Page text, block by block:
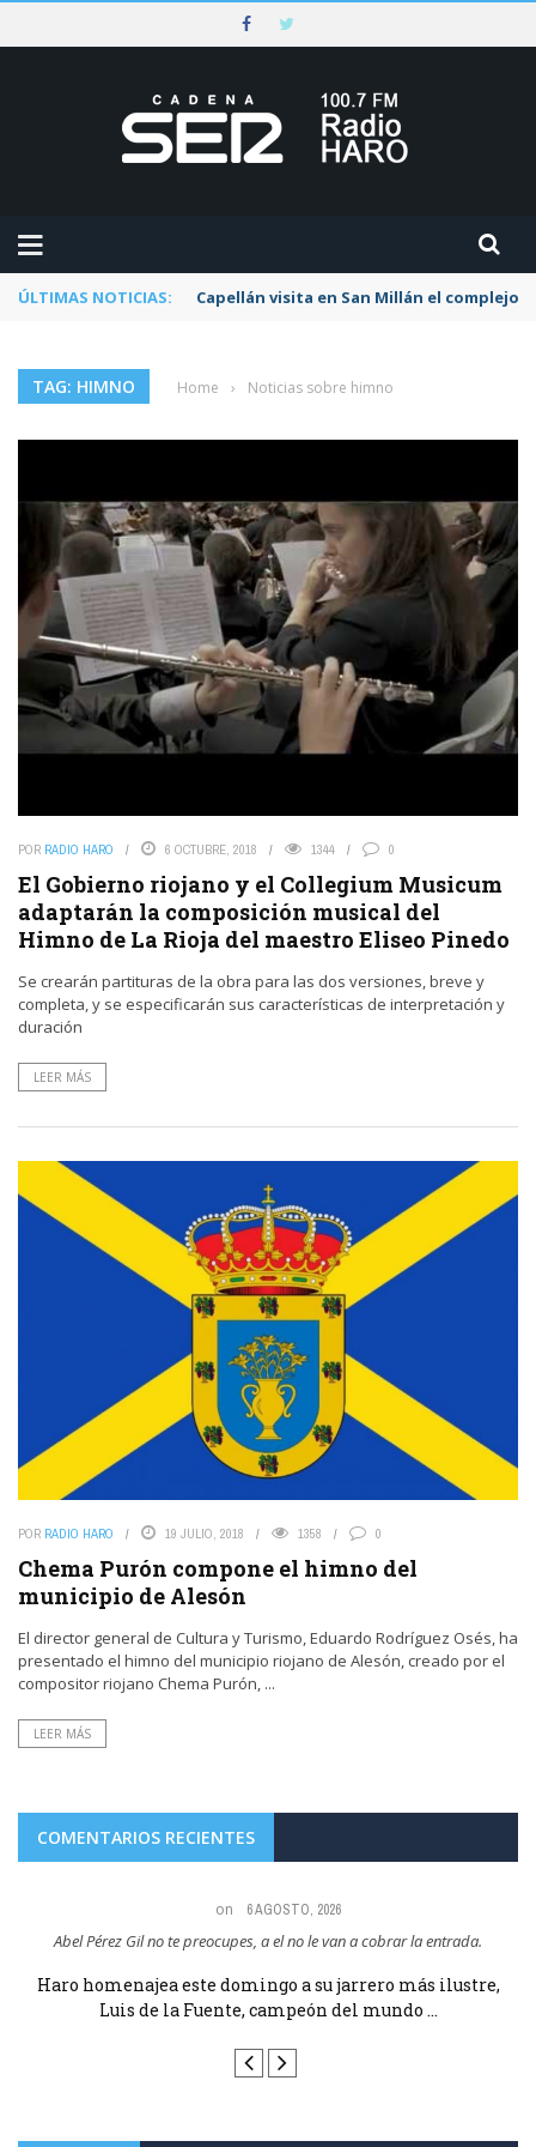
ÚLTIMAS NOTICIAS: Capellán visita en San Millán el complejo
TAG: HIMNO Home › Noticias sobre himno
POR RADIO HARO 6 OCTUBRE, 2018 1344 0
El Gobierno riojano y el Collegium Musicum
adaptarán la composición musical del
Himno de La Rioja del maestro Eliseo Pinedo
Se crearán partituras de la obra para las dos versiones, breve y
completa, y se especificarán sus características de interpretación y
duración
LEER MÁS
POR RADIO HARO 19 JULIO, 2018 1358 0
Chema Purón compone el himno del
municipio de Alesón
El director general de Cultura y Turismo, Eduardo Rodríguez Osés, ha
presentado el himno del municipio riojano de Alesón, creado por el
compositor riojano Chema Purón, ...
LEER MÁS
COMENTARIOS RECIENTES
on 6 AGOSTO, 2026
Abel Pérez Gil no te preocupes, a el no le van a cobrar la entrada.
Haro homenajea este domingo a su jarrero más ilustre,
Luis de la Fuente, campeón del mundo ...